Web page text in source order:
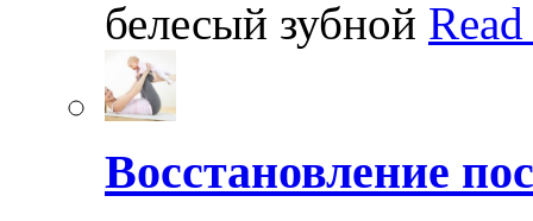
белесый зубной
Восстановление